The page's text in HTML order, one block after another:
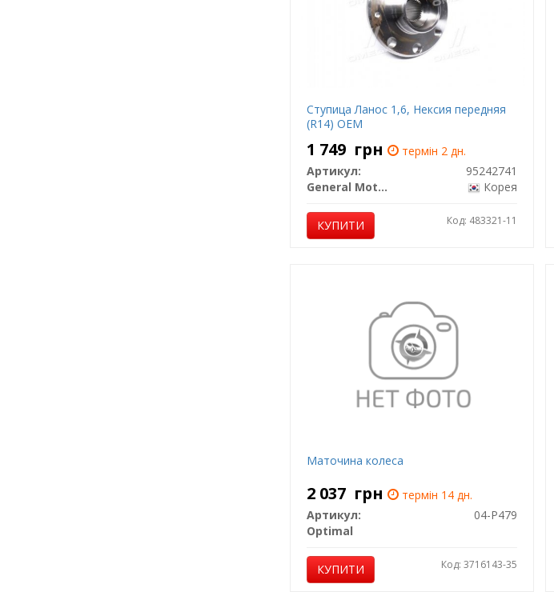
Ступица Ланос 1,6, Нексия передняя
(R14) OEM
1 749 грн
термін 2 дн.
Артикул:
95242741
General Motors
Корея
КУПИТИ Код: 483321-11
Маточина колеса
2 037 грн
термін 14 дн.
Артикул:
04-P479
Optimal
КУПИТИ Код: 3716143-35